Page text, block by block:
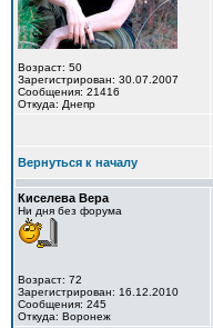
Возраст: 50
Зарегистрирован: 30.07.2007
Сообщения: 21416
Откуда: Днепр
Вернуться к началу
Киселева Вера
Ни дня без форума
Возраст: 72
Зарегистрирован: 16.12.2010
Сообщения: 245
Откуда: Воронеж